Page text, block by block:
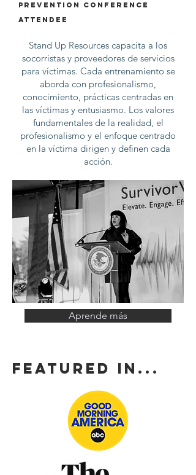
Prevention C onference
attendee
Stand Up Resources capacita a los
socorristas y proveedores de servicios
para víctimas. Cada entrenamiento se
aborda con profesionalismo,
conocimiento, prácticas centradas en
las víctimas y entusiasmo. Los valores
fundamentales de la realidad, el
profesionalismo y el enfoque centrado
en la víctima dirigen y definen cada
acción.
Aprende más
FEATURED IN...